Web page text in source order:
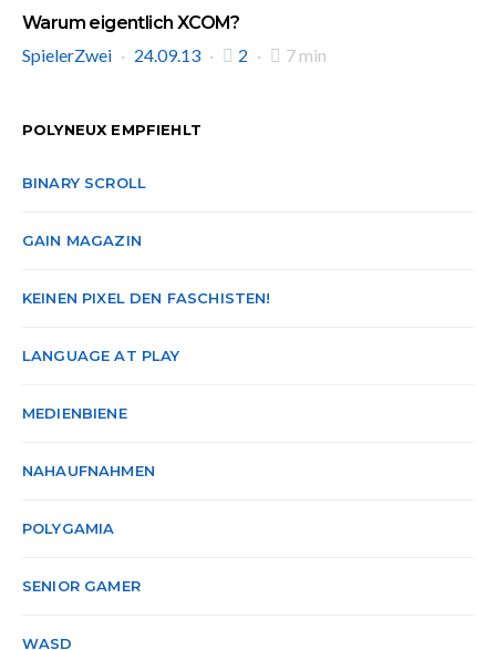
Warum eigentlich XCOM?
SpielerZwei
24.09.13 2 7 min
POLYNEUX EMPFIEHLT
BINARY SCROLL
GAIN MAGAZIN
KEINEN PIXEL DEN FASCHISTEN!
LANGUAGE AT PLAY
MEDIENBIENE
NAHAUFNAHMEN
POLYGAMIA
SENIOR GAMER
WASD